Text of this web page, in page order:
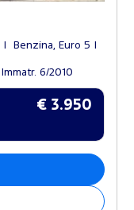
Benzina, Euro 5
Immatr. 6/2010
€ 3.950